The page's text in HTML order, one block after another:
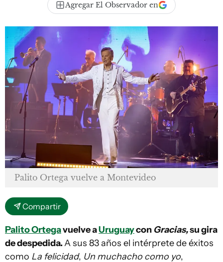
Agregar El Observador en
Palito Ortega vuelve a Montevideo
Compartir
Palito Ortegavuelve aUruguaycon Gracias,su gira
de despedida.A sus 83 años el intérprete de éxitos
como La felicidad, Un muchacho como yo,